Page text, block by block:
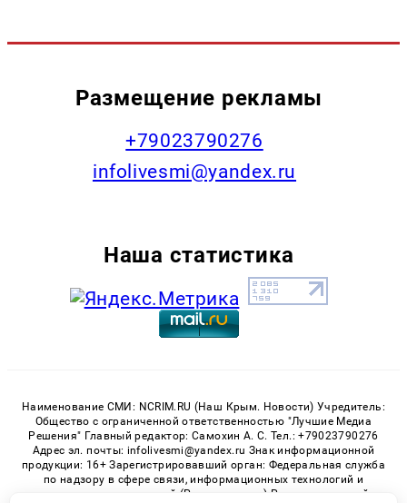
Размещение рекламы
+79023790276
infolivesmi@yandex.ru
Наша статистика
Наименование СМИ: NCRIM.RU (Наш Крым. Новости) Учредитель:
Общество с ограниченной ответственностью "Лучшие Медиа
Решения" Главный редактор: Самохин А. С. Тел.: +79023790276
Адрес эл. почты: infolivesmi@yandex.ru Знак информационной
продукции: 16+ Зарегистрировавший орган: Федеральная служба
по надзору в сфере связи, информационных технологий и
массовых коммуникаций (Роскомнадзор) Регистрационный